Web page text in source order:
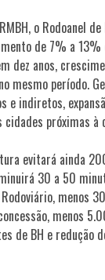
o Rodoanel
de 7% a
dez anos,
mesmo período.
e indiretos,
cidades próximas à
evitará ainda
30 a 50
menos
menos
de BH e redução